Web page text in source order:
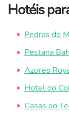
Hotéis
Pedras do
Pestana
Azores
Hotel do
Casas do